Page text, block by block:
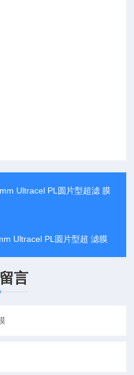
Ultracel PL圆片型超滤 膜
Ultracel PL圆片型超 滤膜
言